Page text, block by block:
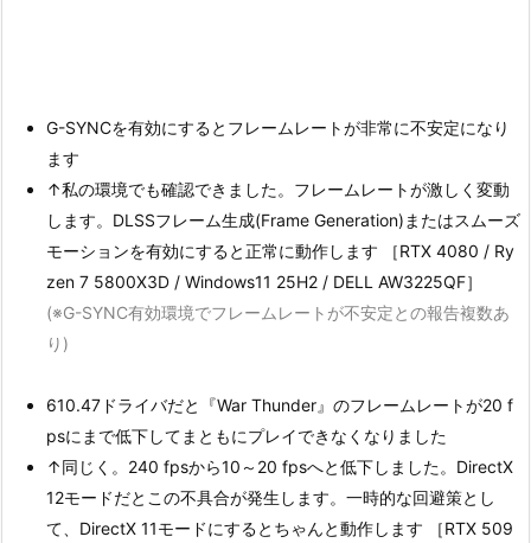
G-SYNCを有効にするとフレームレートが非常に不安定になり
ます
↑私の環境でも確認できました。フレームレートが激しく変動
します。DLSSフレーム生成(Frame Generation)またはスムーズ
モーションを有効にすると正常に動作します ［RTX 4080 / Ry
zen 7 5800X3D / Windows11 25H2 / DELL AW3225QF］
(※G-SYNC有効環境でフレームレートが不安定との報告複数あ
り)
610.47ドライバだと『War Thunder』のフレームレートが20 f
psにまで低下してまともにプレイできなくなりました
↑同じく。240 fpsから10～20 fpsへと低下しました。DirectX
12モードだとこの不具合が発生します。一時的な回避策とし
て、DirectX 11モードにするとちゃんと動作します ［RTX 509